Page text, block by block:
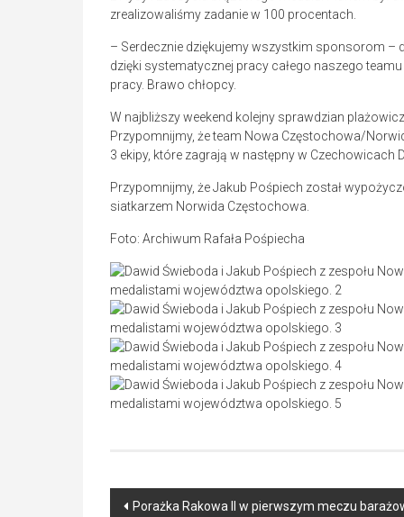
zrealizowaliśmy zadanie w 100 procentach.
– Serdecznie dziękujemy wszystkim sponsorom –
dzięki systematycznej pracy całego naszego
pracy. Brawo chłopcy.
W najbliższy weekend kolejny sprawdzian
Przypomnijmy, że team Nowa Częstochowa/
3 ekipy, które zagrają w następny w
Przypomnijmy, że Jakub Pośpiech został
siatkarzem Norwida Częstochowa.
Foto: Archiwum Rafała Pośpiecha
Post
Porażka Rakowa II w pierwszym meczu